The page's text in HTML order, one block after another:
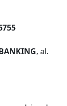
, al.